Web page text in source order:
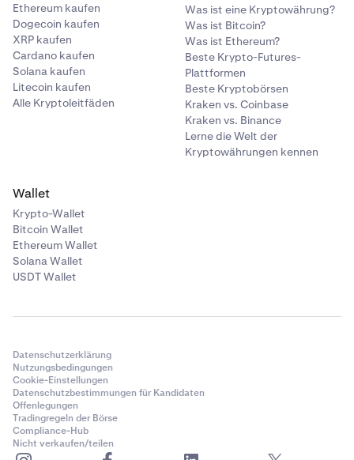
Ethereum kaufen
Dogecoin kaufen
XRP kaufen
Cardano kaufen
Solana kaufen
Litecoin kaufen
Alle Kryptoleitfäden
Was ist eine Kryptowährung?
Was ist Bitcoin?
Was ist Ethereum?
Beste Krypto-Futures-
Plattformen
Beste Kryptobörsen
Kraken vs. Coinbase
Kraken vs. Binance
Lerne die Welt der
Kryptowährungen kennen
Wallet
Krypto-Wallet
Bitcoin Wallet
Ethereum Wallet
Solana Wallet
USDT Wallet
Datenschutzerklärung
Nutzungsbedingungen
Cookie-Einstellungen
Datenschutzbestimmungen für Kandidaten
Offenlegungen
Tradingregeln der Börse
Compliance-Hub
Nicht verkaufen/teilen